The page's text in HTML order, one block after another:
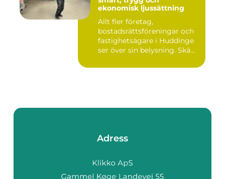
ekonomisk ljussättning
Allt fler företag,
bostadsrättsföreningar och
fastighetsägare i Huddinge
ser över sin belysning. Skä...
Adress